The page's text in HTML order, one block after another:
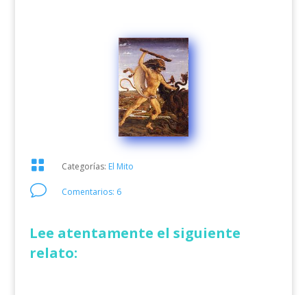
 Categorías: El Mito
v Comentarios: 6
Lee atentamente el siguiente
relato: